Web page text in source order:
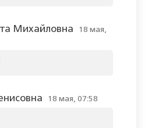
Михайловна
18 мая,
18 мая, 07:58